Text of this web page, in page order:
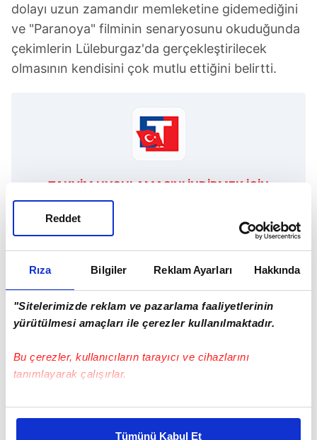
Rıza Bilgiler Reklam Ayarları Hakkında
"Sitelerimizde reklam ve pazarlama faaliyetlerinin
yürütülmesi amaçları ile çerezler kullanılmaktadır.
Bu çerezler, kullanıcıların tarayıcı ve cihazlarını
tanımlayarak çalışırlar.
Bu çerezlere izin vermeniz halinde sizlere özel
Tümünü Kabul Et
Reddet
dolayı uzun zamandır memleketine gidemediğini
ve "Paranoya" filminin senaryosunu okuduğunda
çekimlerin Lüleburgaz'da gerçekleştirilecek
olmasının kendisini çok mutlu ettiğini belirtti.
TAKVİM UYGULAMASINI İNDİRMEK İÇİN
Günün Manşetleri Tüm Manşetler